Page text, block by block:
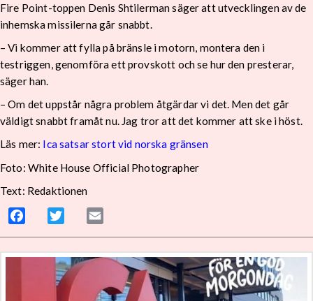
Fire Point-toppen Denis Shtilerman säger att utvecklingen av de
inhemska missilerna går snabbt.
– Vi kommer att fylla på bränsle i motorn, montera den i
testriggen, genomföra ett provskott och se hur den presterar,
säger han.
– Om det uppstår några problem åtgärdar vi det. Men det går
väldigt snabbt framåt nu. Jag tror att det kommer att ske i höst.
Läs mer: Ica satsar stort vid norska gränsen
Foto: White House Official Photographer
Text: Redaktionen
Facebook Twitter